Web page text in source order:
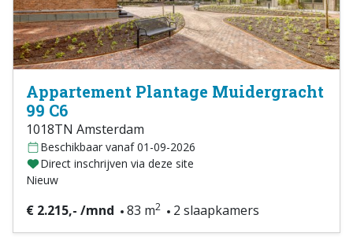
Appartement Plantage Muidergracht
99 C6
1018TN Amsterdam
Beschikbaar vanaf 01-09-2026
Direct inschrijven via deze site
Nieuw
€ 2.215,- /mnd 83 m2 2 slaapkamers